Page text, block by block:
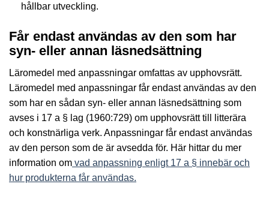
hållbar utveckling.
Får endast användas av den som har
syn- eller annan läsnedsättning
Läromedel med anpassningar omfattas av upphovsrätt.
Läromedel med anpassningar får endast användas av den
som har en sådan syn- eller annan läsnedsättning som
avses i 17 a § lag (1960:729) om upphovsrätt till litterära
och konstnärliga verk. Anpassningar får endast användas
av den person som de är avsedda för. Här hittar du mer
information om vad anpassning enligt 17 a § innebär och
hur produkterna får användas.